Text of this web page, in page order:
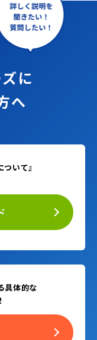
に
へ
いて』
具体的な